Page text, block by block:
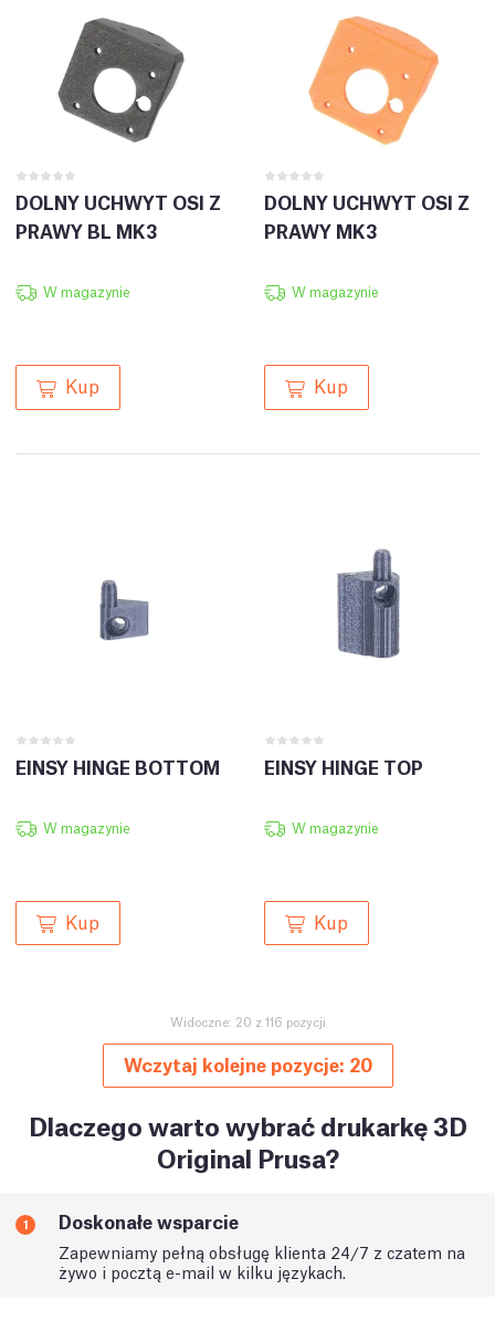
DOLNY UCHWYT OSI Z
PRAWY BL MK3
W magazynie
Kup
DOLNY UCHWYT OSI Z
PRAWY MK3
W magazynie
Kup
EINSY HINGE BOTTOM
W magazynie
Kup
EINSY HINGE TOP
W magazynie
Kup
Widoczne: 20 z 116 pozycji
Wczytaj kolejne pozycje: 20
Dlaczego warto wybrać drukarkę 3D
Original Prusa?
1 Doskonałe wsparcie
Zapewniamy pełną obsługę klienta 24/7 z czatem na
żywo i pocztą e-mail w kilku językach.